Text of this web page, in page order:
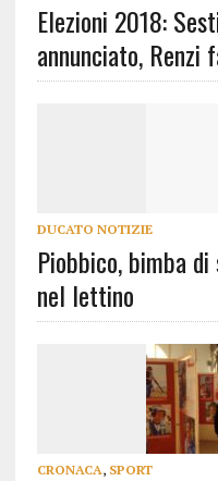
Elezioni 2018:
annunciato, Renzi
DUCATO NOTIZIE
Piobbico, bimba
nel lettino
CRONACA, SPORT